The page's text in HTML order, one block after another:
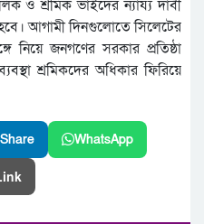
ও শ্রমিক ভাইদের ন্যায্য দাবী
আগামী দিনগুলোতে সিলেটের
নিয়ে জনগণের সরকার প্রতিষ্ঠা
শ্রমিকদের অধিকার ফিরিয়ে
Share WhatsApp